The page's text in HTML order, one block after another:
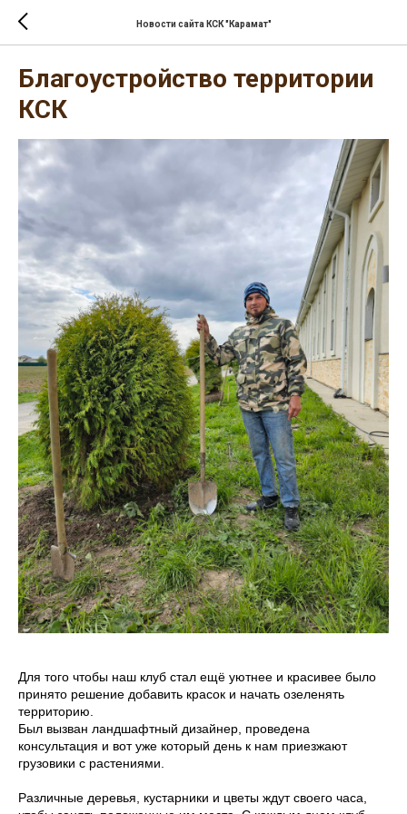
Новости сайта КСК "Карамат"
Благоустройство территории
КСК
Для того чтобы наш клуб стал ещё уютнее и красивее было
принято решение добавить красок и начать озеленять
территорию.
Был вызван ландшафтный дизайнер, проведена
консультация и вот уже который день к нам приезжают
грузовики с растениями.
Различные деревья, кустарники и цветы ждут своего часа,